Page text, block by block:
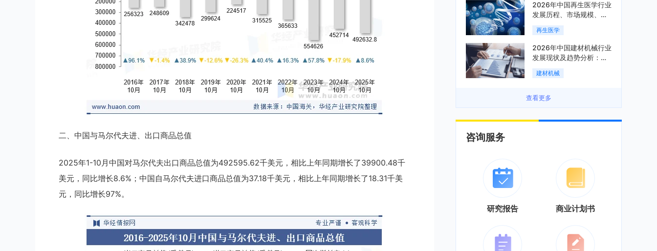
二、中国与马尔代夫进、出口商品总值
2025年1-10月中国对马尔代夫出口商品总值为492595.62千美元，相比上年同期增长了39900.48千
美元，同比增长8.6%；中国自马尔代夫进口商品总值为37.18千美元，相比上年同期增长了18.31千美
元，同比增长97%。
2026年中国再生医学行业
发展历程、市场规模、相
关政策、产业链、竞争格
局及发展潜力分析「图」
再生医学
2026年中国建材机械行业
发展现状及趋势分析：企
业加速向“装备+系统+服
务”综合服务商转型「图」
建材机械
查看更多
咨询服务
研究报告 商业计划书